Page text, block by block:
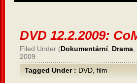
DVD 12.2.2009:
Filed Under (Dokumentární, Drama
2009
Tagged Under : DVD film